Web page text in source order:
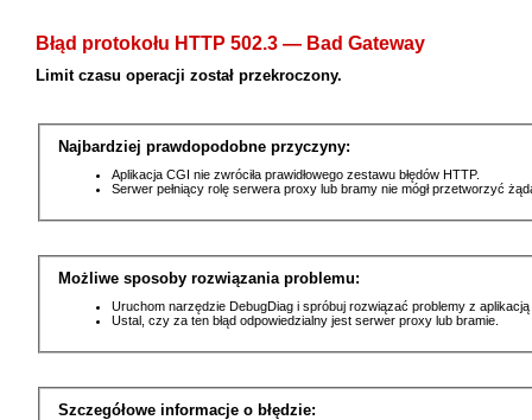
Błąd protokołu HTTP 502.3 — Bad Gateway
Limit czasu operacji został przekroczony.
Najbardziej prawdopodobne przyczyny:
Aplikacja CGI nie zwróciła prawidłowego zestawu błędów HTTP.
Serwer pełniący rolę serwera proxy lub bramy nie mógł przetworzyć
Możliwe sposoby rozwiązania problemu:
Uruchom narzędzie DebugDiag i spróbuj rozwiązać problemy z
Ustal, czy za ten błąd odpowiedzialny jest serwer proxy lub bramie.
Szczegółowe informacje o błędzie: